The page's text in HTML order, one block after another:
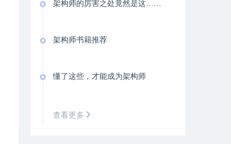
架构师的厉害之处竟然是这……
架构师书籍推荐
懂了这些，才能成为架构师
查看更多